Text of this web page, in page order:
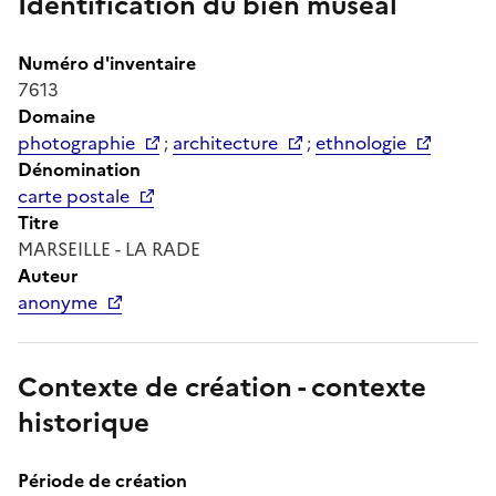
Numéro d'inventaire
7613
Domaine
photographie
; architecture ;ethnologie
Dénomination
carte postale
Titre
MARSEILLE - LA RADE
Auteur
anonyme
Contexte de création - contexte
historique
Période de création